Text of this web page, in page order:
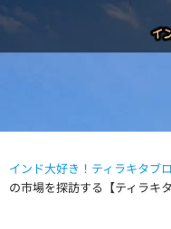
駱駝通信バックナンバ
インド大好き！ティラキタブ
の市場を探訪する【ティラキ